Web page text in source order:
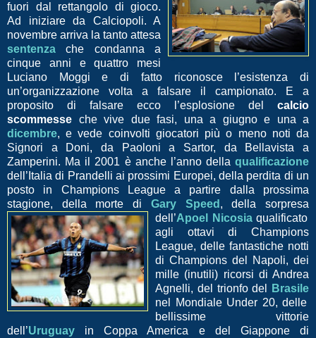
fuori dal rettangolo di gioco.
Ad iniziare da Calciopoli. A
novembre arriva la tanto attesa
sentenza che condanna a
cinque anni e quattro mesi
Luciano Moggi e di fatto riconosce l’esistenza di
un’organizzazione volta a falsare il campionato. E a
proposito di falsare ecco l’esplosione del calcio
scommesse che vive due fasi, una a giugno e una a
dicembre, e vede coinvolti giocatori più o meno noti da
Signori a Doni, da Paoloni a Sartor, da Bellavista a
Zamperini. Ma il 2001 è anche l’anno della qualificazione
dell’Italia di Prandelli ai prossimi Europei, della perdita di un
posto in Champions League a partire dalla prossima
stagione, della morte di Gary Speed , della sorpresa
dell’Apoel Nicosiaqualificato
agli ottavi di Champions
League, delle fantastiche notti
di Champions del Napoli, dei
mille (inutili) ricorsi di Andrea
Agnelli, del trionfo del
Brasile
nel Mondiale Under 20, delle
bellissime vittorie
dell’Uruguay in Coppa America e del Giappone di